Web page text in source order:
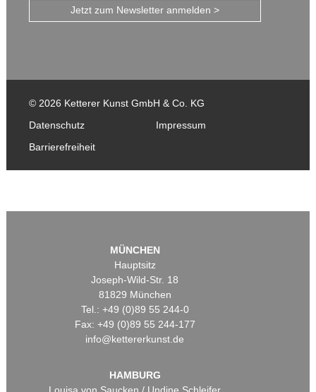
Jetzt zum Newsletter anmelden >
© 2026 Ketterer Kunst GmbH & Co. KG
Datenschutz
Impressum
Barrierefreiheit
MÜNCHEN
Hauptsitz
Joseph-Wild-Str. 18
81829 München
Tel.: +49 (0)89 55 244-0
Fax: +49 (0)89 55 244-177
info@kettererkunst.de
HAMBURG